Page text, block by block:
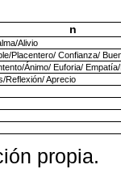
n
Alivio
Placentero/ Confianza/
Ánimo/ Euforia/
Reflexión/ Aprecio
propia.